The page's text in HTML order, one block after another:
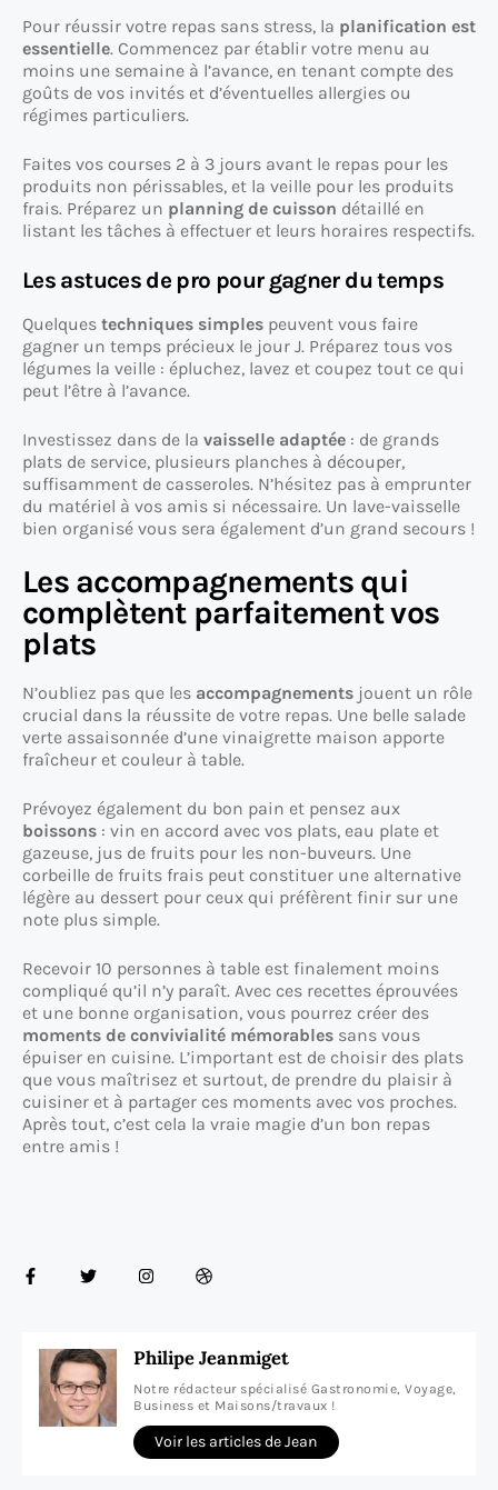
Pour réussir votre repas sans stress, la planification est
essentielle. Commencez par établir votre menu au
moins une semaine à l’avance, en tenant compte des
goûts de vos invités et d’éventuelles allergies ou
régimes particuliers.
Faites vos courses 2 à 3 jours avant le repas pour les
produits non périssables, et la veille pour les produits
frais. Préparez un planning de cuisson détaillé en
listant les tâches à effectuer et leurs horaires respectifs.
Les astuces de pro pour gagner du temps
Quelques techniques simples peuvent vous faire
gagner un temps précieux le jour J. Préparez tous vos
légumes la veille : épluchez, lavez et coupez tout ce qui
peut l’être à l’avance.
Investissez dans de la vaisselle adaptée : de grands
plats de service, plusieurs planches à découper,
suffisamment de casseroles. N’hésitez pas à emprunter
du matériel à vos amis si nécessaire. Un lave-vaisselle
bien organisé vous sera également d’un grand secours !
Les accompagnements qui
complètent parfaitement vos
plats
N’oubliez pas que les accompagnements jouent un rôle
crucial dans la réussite de votre repas. Une belle salade
verte assaisonnée d’une vinaigrette maison apporte
fraîcheur et couleur à table.
Prévoyez également du bon pain et pensez aux
boissons : vin en accord avec vos plats, eau plate et
gazeuse, jus de fruits pour les non-buveurs. Une
corbeille de fruits frais peut constituer une alternative
légère au dessert pour ceux qui préfèrent finir sur une
note plus simple.
Recevoir 10 personnes à table est finalement moins
compliqué qu’il n’y paraît. Avec ces recettes éprouvées
et une bonne organisation, vous pourrez créer des
moments de convivialité mémorables sans vous
épuiser en cuisine. L’important est de choisir des plats
que vous maîtrisez et surtout, de prendre du plaisir à
cuisiner et à partager ces moments avec vos proches.
Après tout, c’est cela la vraie magie d’un bon repas
entre amis !
Philipe Jeanmiget
Notre rédacteur spécialisé Gastronomie, Voyage,
Business et Maisons/travaux !
Voir les articles de Jean